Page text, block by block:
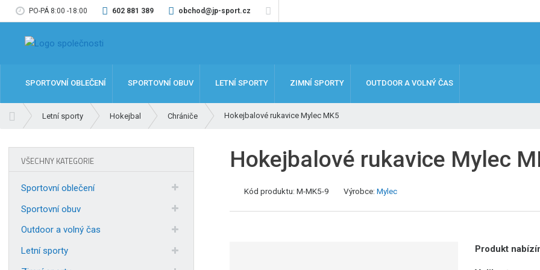
PO-PÁ 8:00 -18:00 602 881 389 obchod@jp-sport.cz
SPORTOVNÍ OBLEČENÍ SPORTOVNÍ OBUV LETNÍ SPORTY ZIMNÍ SPORTY OUTDOOR A VOLNÝ ČAS
Letní sporty Hokejbal Chrániče Hokejbalové rukavice Mylec MK5
Hokejbalové rukavice Mylec
Kód produktu: M-MK5-9 Výrobce: Mylec
Produkt
VŠECHNY KATEGORIE
Sportovní oblečení
Sportovní obuv
Outdoor a volný čas
Letní sporty